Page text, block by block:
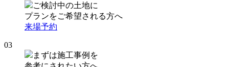
ご検討中の土地に
プランをご希望される方へ
来場予約
03
まずは施工事例を